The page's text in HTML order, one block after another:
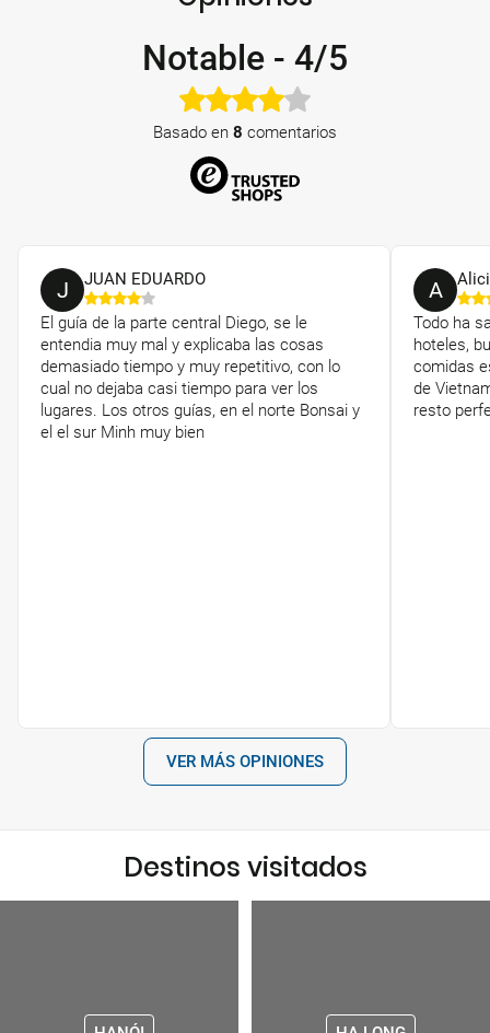
Notable - 4/5
Basado en 8 comentarios
J JUAN EDUARDO
El guía de la parte central Diego, se le
entendia muy mal y explicaba las cosas
demasiado tiempo y muy repetitivo, con lo
cual no dejaba casi tiempo para ver los
lugares. Los otros guías, en el norte Bonsai y
el el sur Minh muy bien
A
Todo ha
hoteles,
comidas
de
resto
VER MÁS OPINIONES
Destinos visitados